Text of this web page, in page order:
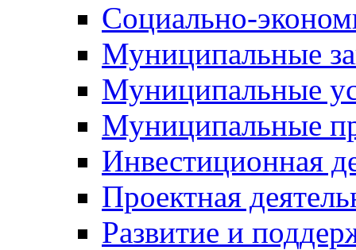
Социально-
Муниципальные
Муниципальные
Муниципальные
Инвестиционная
Проектная
Развитие и